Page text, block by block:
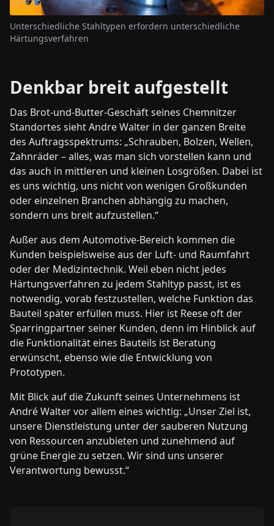
Unterschiedliche Stahltypen erfordern unterschiedliche
Härtungsverfahren
Denkbar breit aufgestellt
Das Brot-und-Butter-Geschäft seines Chemnitzer
Standortes sieht Andre Walter in der ganzen Breite
des Auftragsspektrums: „Schrauben, Bolzen, Wellen,
Zahnräder – alles, was man sich vorstellen kann und
das auch in mittleren und kleinen Losgrößen. Dabei ist
es uns wichtig, uns nicht von wenigen Großkunden
oder einzelnen Branchen abhängig zu machen,
sondern uns breit aufzustellen.“
Außer aus dem Automotive-Bereich kommen die
Kunden beispielsweise aus der Luft- und Raumfahrt
oder der Medizintechnik. Weil eben nicht jedes
Härtungsverfahren zu jedem Stahltyp passt, ist es
notwendig, vorab festzustellen, welche Funktion das
Bauteil später erfüllen muss. Hier ist Reese oft der
Sparringpartner seiner Kunden, denn im Hinblick auf
die Funktionalität eines Bauteils ist Beratung
erwünscht, ebenso wie die Entwicklung von
Prototypen.
Mit Blick auf die Zukunft seines Unternehmens ist
André Walter vor allem eines wichtig: „Unser Ziel ist,
unsere Dienstleistung unter der sauberen Nutzung
von Ressourcen anzubieten und zunehmend auf
grüne Energie zu setzen. Wir sind uns unserer
Verantwortung bewusst.“